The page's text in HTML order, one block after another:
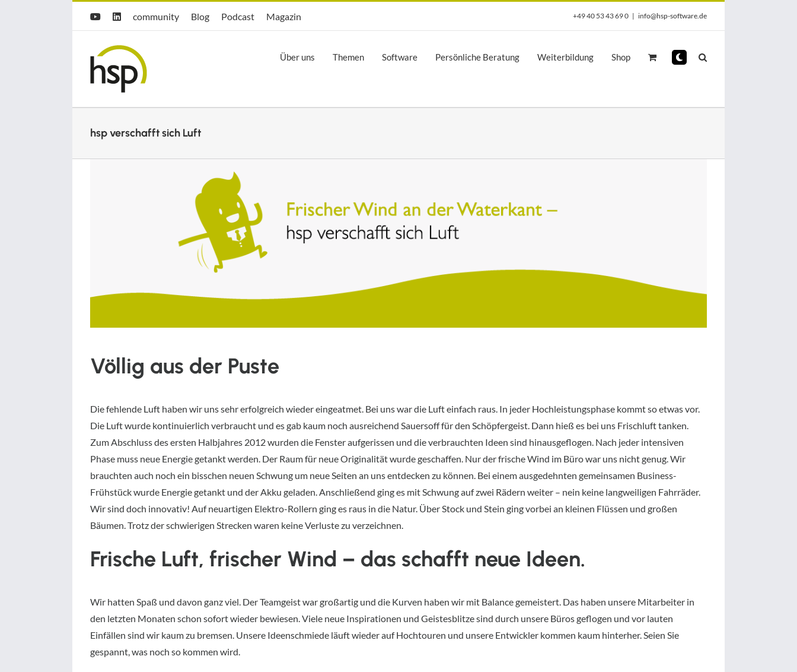
YouTubeLinkedIn
Hsp
community
community
hsp
Blog
Blog Opti.Cast
Podcast Opti.Mag
Magazin +49 40 53 43 69 0 | info@hsp-software.de
Über uns Themen Software Persönliche Beratung Weiterbildung Shop
hsp verschafft sich Luft
Völlig aus der Puste
Die fehlende Luft haben wir uns sehr erfolgreich wieder eingeatmet. Bei uns war die Luft einfach raus. In jeder Hochleistungsphase kommt so etwas vor.
Die Luft wurde kontinuierlich verbraucht und es gab kaum noch ausreichend Sauersoff für den Schöpfergeist. Dann hieß es bei uns Frischluft tanken.
Zum Abschluss des ersten Halbjahres 2012 wurden die Fenster aufgerissen und die verbrauchten Ideen sind hinausgeflogen. Nach jeder intensiven
Phase muss neue Energie getankt werden. Der Raum für neue Originalität wurde geschaffen. Nur der frische Wind im Büro war uns nicht genug. Wir
brauchten auch noch ein bisschen neuen Schwung um neue Seiten an uns entdecken zu können. Bei einem ausgedehnten gemeinsamen Business-
Frühstück wurde Energie getankt und der Akku geladen. Anschließend ging es mit Schwung auf zwei Rädern weiter – nein keine langweiligen Fahrräder.
Wir sind doch innovativ! Auf neuartigen Elektro-Rollern ging es raus in die Natur. Über Stock und Stein ging vorbei an kleinen Flüssen und großen
Bäumen. Trotz der schwierigen Strecken waren keine Verluste zu verzeichnen.
Frische Luft, frischer Wind – das schafft neue Ideen.
Wir hatten Spaß und davon ganz viel. Der Teamgeist war großartig und die Kurven haben wir mit Balance gemeistert. Das haben unsere Mitarbeiter in
den letzten Monaten schon sofort wieder bewiesen. Viele neue Inspirationen und Geistesblitze sind durch unsere Büros geflogen und vor lauten
Einfällen sind wir kaum zu bremsen. Unsere Ideenschmiede läuft wieder auf Hochtouren und unsere Entwickler kommen kaum hinterher. Seien Sie
gespannt, was noch so kommen wird.